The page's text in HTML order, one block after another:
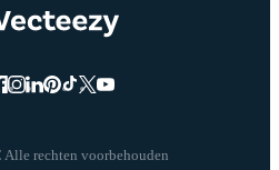
rechten voorbehouden